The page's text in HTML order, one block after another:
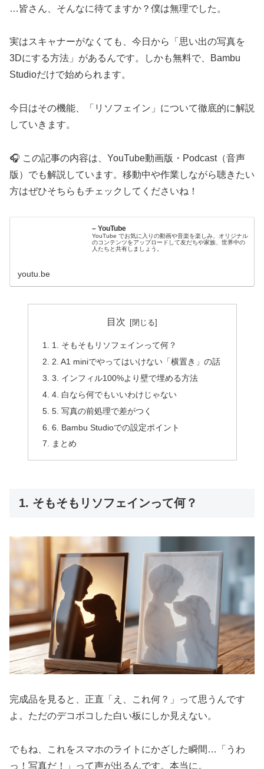
…皆さん、そんなに待てますか？僕は無理でした。
実はスキャナーがなくても、今日から「思い出の写真を
3Dにする方法」があるんです。しかも無料で、Bambu
Studioだけで始められます。
今日はその機能、「リソフェイン」について徹底的に解説
していきます。
🎧 この記事の内容は、YouTube動画版・Podcast（音声
版）でも解説しています。移動中や作業しながら聴きたい
方はぜひそちらもチェックしてくださいね！
– YouTube
YouTube でお気に入りの動画や音楽を楽しみ、オリジナル
のコンテンツをアップロードして友だちや家族、世界中の
人たちと共有しましょう。
youtu.be
目次
1. そもそもリソフェインって何？
2. A1 miniでやってはいけない「横置き」の話
3. インフィル100%より壁で埋める方法
4. 白なら何でもいいわけじゃない
5. 写真の前処理で差がつく
6. Bambu Studioでの設定ポイント
まとめ
1. そもそもリソフェインって何？
完成品を見ると、正直「え、これ何？」って思うんです
よ。ただのデコボコした白い板にしか見えない。
でもね、これをスマホのライトにかざした瞬間…「うわ
っ！写真だ！」って声が出るんです。本当に。